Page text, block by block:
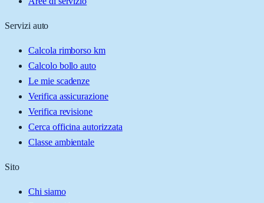
Servizi auto
Calcola rimborso km
Calcolo bollo auto
Le mie scadenze
Verifica assicurazione
Verifica revisione
Cerca officina autorizzata
Classe ambientale
Sito
Chi siamo